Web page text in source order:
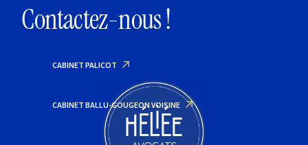
Contactez-nous !
CABINET PALICOT
CABINET BALLU-GOUGEON VOISINE